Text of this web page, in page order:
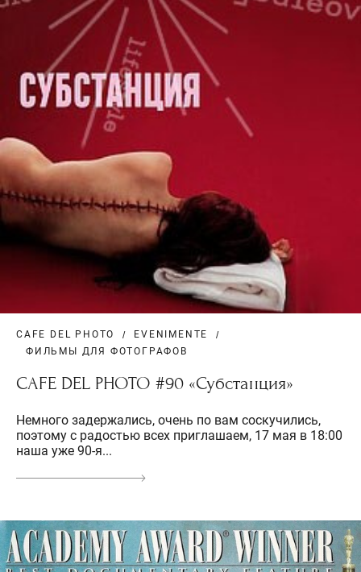
CAFE DEL PHOTO
EVENIMENTE
ФИЛЬМЫ ДЛЯ ФОТОГРАФОВ
CAFE DEL PHOTO #90 «Субстанция»
Немного задержались, очень по вам соскучились,
поэтому с радостью всех приглашаем, 17 мая в 18:00
наша уже 90-я...